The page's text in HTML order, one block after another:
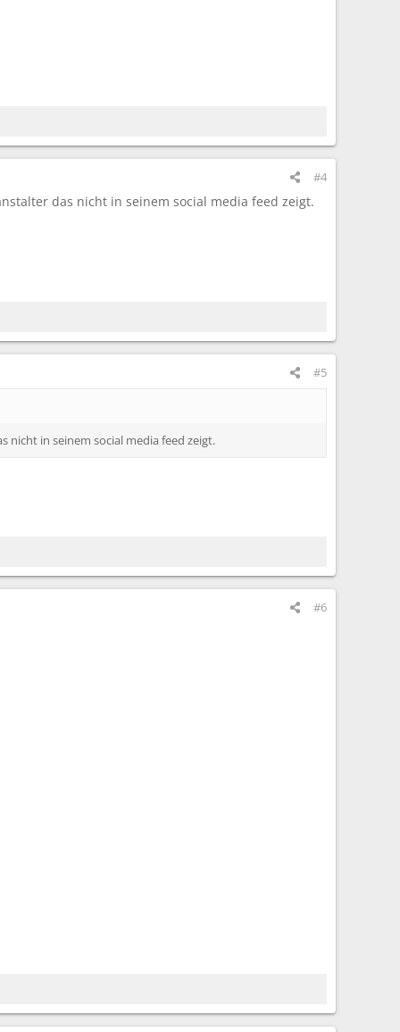
#4
das nicht in seinem social media feed zeigt.
#5
nicht in seinem social media feed zeigt.
#6